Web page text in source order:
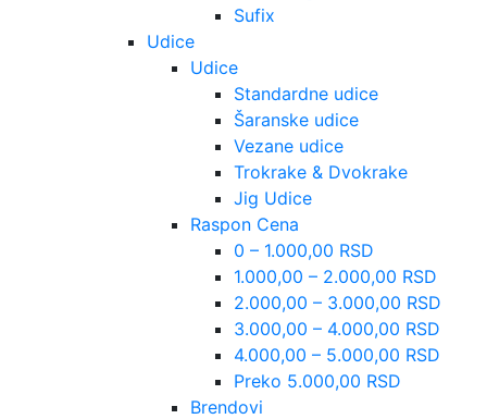
Sufix
Udice
Udice
Standardne udice
Šaranske udice
Vezane udice
Trokrake & Dvokrake
Jig Udice
Raspon Cena
0 – 1.000,00 RSD
1.000,00 – 2.000,00 RSD
2.000,00 – 3.000,00 RSD
3.000,00 – 4.000,00 RSD
4.000,00 – 5.000,00 RSD
Preko 5.000,00 RSD
Brendovi